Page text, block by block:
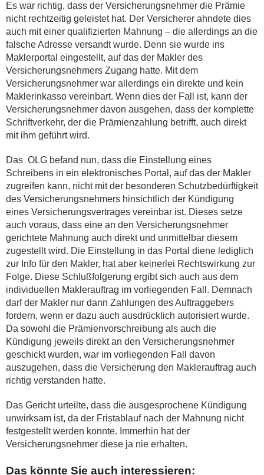
Es war richtig, dass der Versicherungsnehmer die Prämie
nicht rechtzeitig geleistet hat. Der Versicherer ahndete dies
auch mit einer qualifizierten Mahnung – die allerdings an die
falsche Adresse versandt wurde. Denn sie wurde ins
Maklerportal eingestellt, auf das der Makler des
Versicherungsnehmers Zugang hatte. Mit dem
Versicherungsnehmer war allerdings ein direkte und kein
Maklerinkasso vereinbart. Wenn dies der Fall ist, kann der
Versicherungsnehmer davon ausgehen, dass der komplette
Schriftverkehr, der die Prämienzahlung betrifft, auch direkt
mit ihm geführt wird.
Das OLG befand nun, dass die Einstellung eines
Schreibens in ein elektronisches Portal, auf das der Makler
zugreifen kann, nicht mit der besonderen Schutzbedürftigkeit
des Versicherungsnehmers hinsichtlich der Kündigung
eines Versicherungsvertrages vereinbar ist. Dieses setze
auch voraus, dass eine an den Versicherungsnehmer
gerichtete Mahnung auch direkt und unmittelbar diesem
zugestellt wird. Die Einstellung in das Portal diene lediglich
zur Info für den Makler, hat aber keinerlei Rechtswirkung zur
Folge. Diese Schlußfolgerung ergibt sich auch aus dem
individuellen Maklerauftrag im vorliegenden Fall. Demnach
darf der Makler nur dann Zahlungen des Auftraggebers
fordern, wenn er dazu auch ausdrücklich autorisiert wurde.
Da sowohl die Prämienvorschreibung als auch die
Kündigung jeweils direkt an den Versicherungsnehmer
geschickt wurden, war im vorliegenden Fall davon
auszugehen, dass die Versicherung den Maklerauftrag auch
richtig verstanden hatte.
Das Gericht urteilte, dass die ausgesprochene Kündigung
unwirksam ist, da der Fristablauf nach der Mahnung nicht
festgestellt werden konnte. Immerhin hat der
Versicherungsnehmer diese ja nie erhalten.
Das könnte Sie auch interessieren: